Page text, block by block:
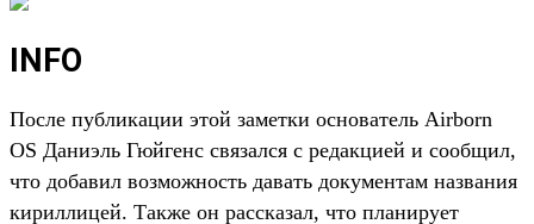
INFO
После публикации этой заметки основатель Airborn
OS Даниэль Гюйгенс связался с редакцией и сообщил,
что добавил возможность давать документам названия
кириллицей. Также он рассказал, что планирует